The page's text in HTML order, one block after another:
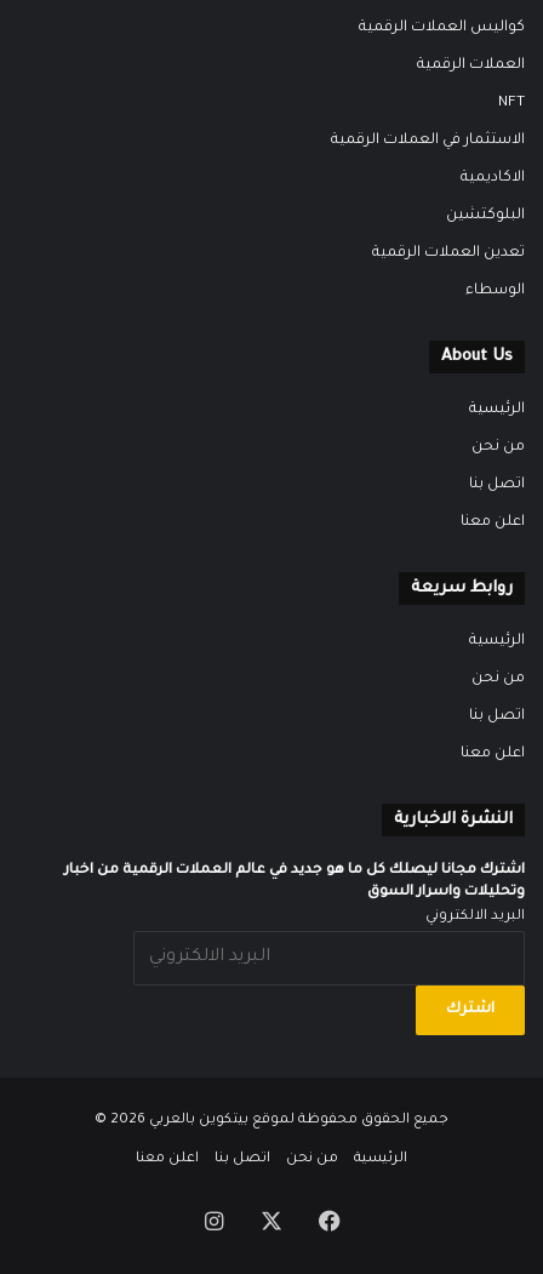
كواليس العملات الرقمية
العملات الرقمية
NFT
الاستثمار في العملات الرقمية
الاكاديمية
البلوكتشين
تعدين العملات الرقمية
الوسطاء
About Us
الرئيسية
من نحن
اتصل بنا
اعلن معنا
روابط سريعة
الرئيسية
من نحن
اتصل بنا
اعلن معنا
النشرة الاخبارية
اشترك مجانا ليصلك كل ما هو جديد في عالم العملات الرقمية من اخبار
وتحليلات واسرار السوق
البريد الالكتروني
جميع الحقوق محفوظة لموقع بيتكوين بالعربي
الرئيسية من نحن اتصل بنا اعلن معنا
فيسبوك انستقرام